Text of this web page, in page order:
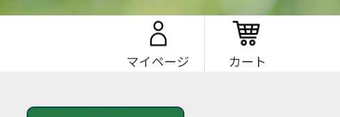
マイページ カート